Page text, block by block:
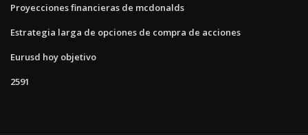
Proyecciones financieras de mcdonalds
Estrategia larga de opciones de compra de acciones
Eurusd hoy objetivo
2591